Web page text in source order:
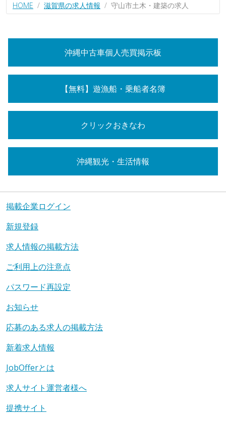
HOME 滋賀県の求人情報 守山市土木・建築の求人
沖縄中古車個人売買掲示板
【無料】遊漁船・乗船者名簿
クリックおきなわ
沖縄観光・生活情報
掲載企業ログイン
新規登録
求人情報の掲載方法
ご利用上の注意点
パスワード再設定
お知らせ
応募のある求人の掲載方法
新着求人情報
JobOfferとは
求人サイト運営者様へ
提携サイト